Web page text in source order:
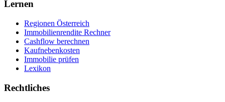
Lernen
Regionen Österreich
Immobilienrendite Rechner
Cashflow berechnen
Kaufnebenkosten
Immobilie prüfen
Lexikon
Rechtliches